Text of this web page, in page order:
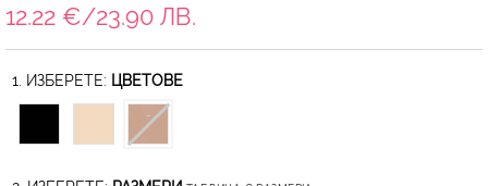
12.22 €/23.90 ЛВ.
1. ИЗБЕРЕТЕ: ЦВЕТОВЕ